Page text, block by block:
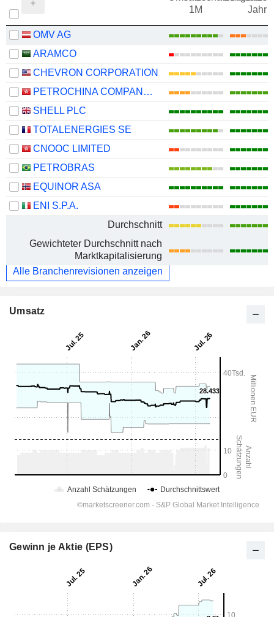
1M
Jahr
OMV AG
ARAMCO
CHEVRON CORPORATION
PETROCHINA COMPANY LIMITED
SHELL PLC
TOTALENERGIES SE
CNOOC LIMITED
PETROBRAS
EQUINOR ASA
ENI S.P.A.
Durchschnitt
Gewichteter Durchschnitt nach
Marktkapitalisierung
Alle Branchenrevisionen anzeigen
Umsatz
Gewinn je Aktie (EPS)